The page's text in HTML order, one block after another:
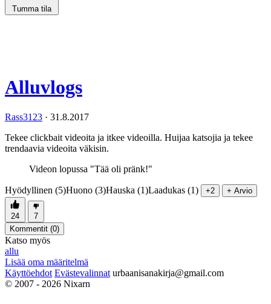
Tumma tila
Alluvlogs
Rass3123 · 31.8.2017
Tekee clickbait videoita ja itkee videoilla. Huijaa katsojia ja tekee
trendaavia videoita väkisin.
Videon lopussa "Tää oli pränk!"
Hyödyllinen (5)Huono (3)Hauska (1)Laadukas (1) +2 + Arvio
24
7
Kommentit (0)
Katso myös
allu
Lisää oma määritelmä
Käyttöehdot Evästevalinnat urbaanisanakirja@gmail.com
© 2007 - 2026 Nixarn